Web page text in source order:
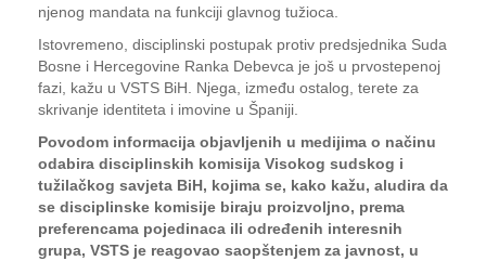
njenog mandata na funkciji glavnog tužioca.
Istovremeno, disciplinski postupak protiv predsjednika Suda
Bosne i Hercegovine Ranka Debevca je još u prvostepenoj
fazi, kažu u VSTS BiH. Njega, između ostalog, terete za
skrivanje identiteta i imovine u Španiji.
Povodom informacija objavljenih u medijima o načinu
odabira disciplinskih komisija Visokog sudskog i
tužilačkog savjeta BiH, kojima se, kako kažu, aludira da
se disciplinske komisije biraju proizvoljno, prema
preferencama pojedinaca ili određenih interesnih
grupa, VSTS je reagovao saopštenjem za javnost, u